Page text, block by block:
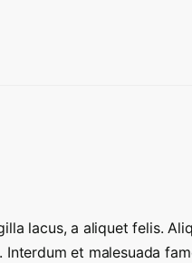
lacus, a aliquet felis.
et malesuada